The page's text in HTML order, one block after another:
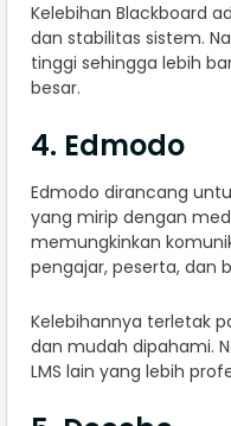
Kelebihan Blackboard
dan stabilitas sistem.
tinggi sehingga lebih
besar.
4. Edmodo
Edmodo dirancang
yang mirip dengan
memungkinkan
pengajar, peserta, dan
Kelebihannya terletak
dan mudah dipahami.
LMS lain yang lebih